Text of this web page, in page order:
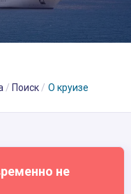
Поиск О круизе
не